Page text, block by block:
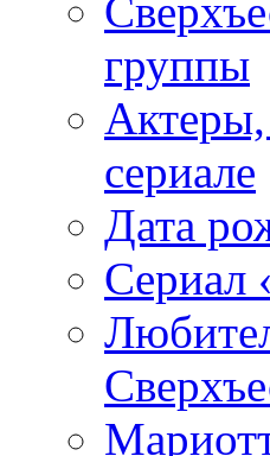
группы
Актеры,
сериале
Дата
Сериал